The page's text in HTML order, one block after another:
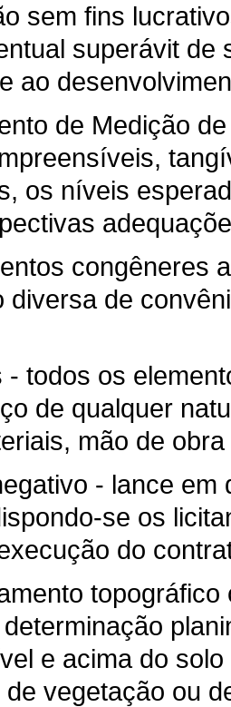
sem fins
superávit de
ao
de Medição
os níveis
congêneres
diversa de
- todos os
de qualquer
mão de
- lance em
se os
do
e acima do
vegetação ou